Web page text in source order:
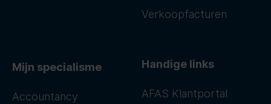
Verkoopfacturen
Mijn specialisme
Accountancy
Handige links
AFAS Klantportal